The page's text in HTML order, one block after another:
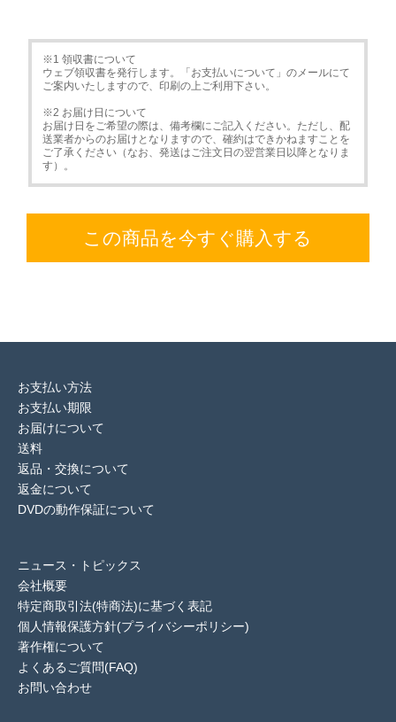
※1 領収書について
ウェブ領収書を発行します。「お支払いについて」のメールにて
ご案内いたしますので、印刷の上ご利用下さい。
※2 お届け日について
お届け日をご希望の際は、備考欄にご記入ください。ただし、配
送業者からのお届けとなりますので、確約はできかねますことを
ご了承ください（なお、発送はご注文日の翌営業日以降となりま
す）。
この商品を今すぐ購入する
お支払い方法
お支払い期限
お届けについて
送料
返品・交換について
返金について
DVDの動作保証について
ニュース・トピックス
会社概要
特定商取引法(特商法)に基づく表記
個人情報保護方針(プライバシーポリシー)
著作権について
よくあるご質問(FAQ)
お問い合わせ